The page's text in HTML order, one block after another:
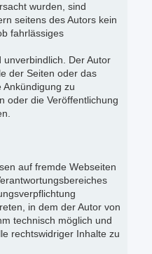
wurden, sind
seitens des Autors kein
fahrlässiges
Der Autor
der Seiten oder das
zu
oder die Veröffentlichung
auf fremde Webseiten
in dem der Autor von
technisch möglich und
rechtswidriger Inhalte zu